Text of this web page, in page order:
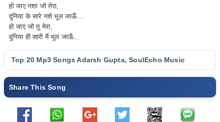
हो जाए नशा जो तेरा,
दुनिया के सारे नशे भूल जाऊँ...
हो जाए जो तू मेरा,
दुनिया ही सारी मैं भूल जाऊँ...
Top 20 Mp3 SongsAdarsh Gupta,SoulEcho Music
Share This Song